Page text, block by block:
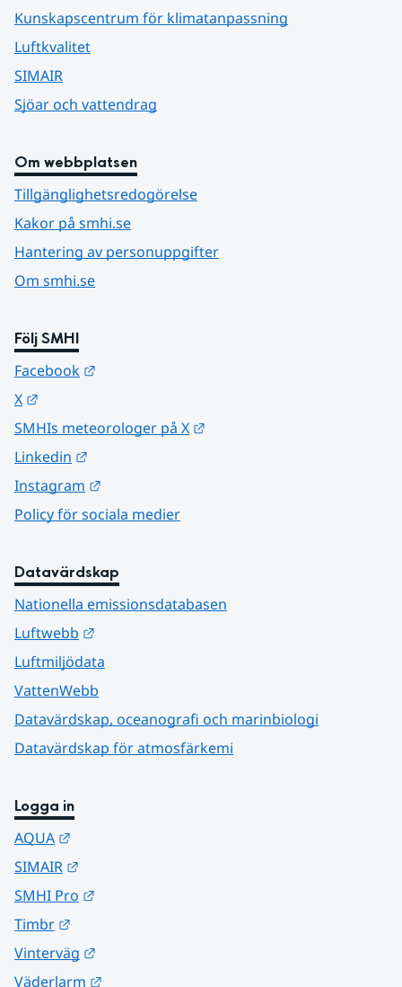
Kunskapscentrum för klimatanpassning
Luftkvalitet
SIMAIR
Sjöar och vattendrag
Om webbplatsen
Tillgänglighetsredogörelse
Kakor på smhi.se
Hantering av personuppgifter
Om smhi.se
Följ SMHI
Facebook
X
SMHIs meteorologer på X
Linkedin
Instagram
Policy för sociala medier
Datavärdskap
Nationella emissionsdatabasen
Luftwebb
Luftmiljödata
VattenWebb
Datavärdskap, oceanografi och marinbiologi
Datavärdskap för atmosfärkemi
Logga in
AQUA
SIMAIR
SMHI Pro
Timbr
Vinterväg
Väderlarm